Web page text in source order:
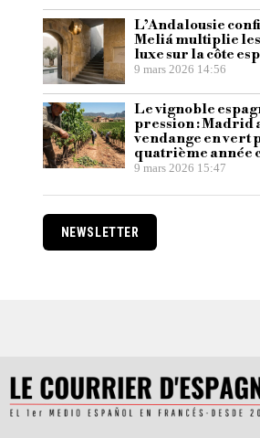
L’Andalousie
Meliá multiplie
luxe sur la côte
9 mars 2026 14:56
Le vignoble
pression : Madrid
vendange en vert
quatrième année
9 mars 2026 15:47
NEWSLETTER